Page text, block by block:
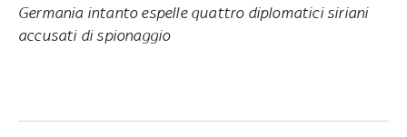
Germania intanto espelle quattro diplomatici siriani
accusati di spionaggio